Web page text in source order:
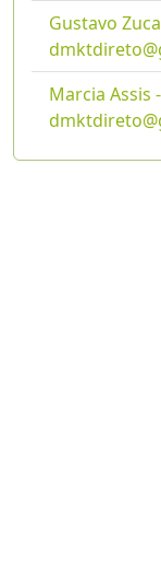
Gustavo
Marcia Assis